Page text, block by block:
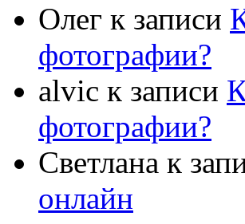
Олег к записи
фотографии?
alvic к записи
фотографии?
Светлана к
онлайн